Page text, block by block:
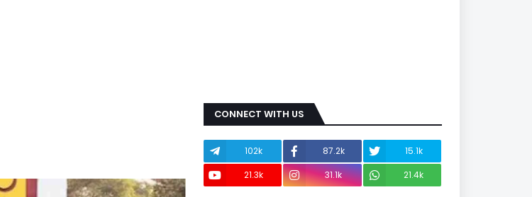
CONNECT WITH US
102k 87.2k
15.1k
21.3k
31.1k 21.4k